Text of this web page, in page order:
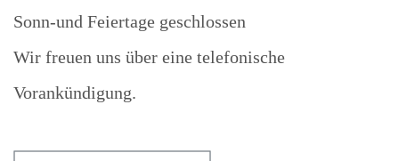
Sonn-und Feiertage geschlossen
Wir freuen uns über eine telefonische
Vorankündigung.